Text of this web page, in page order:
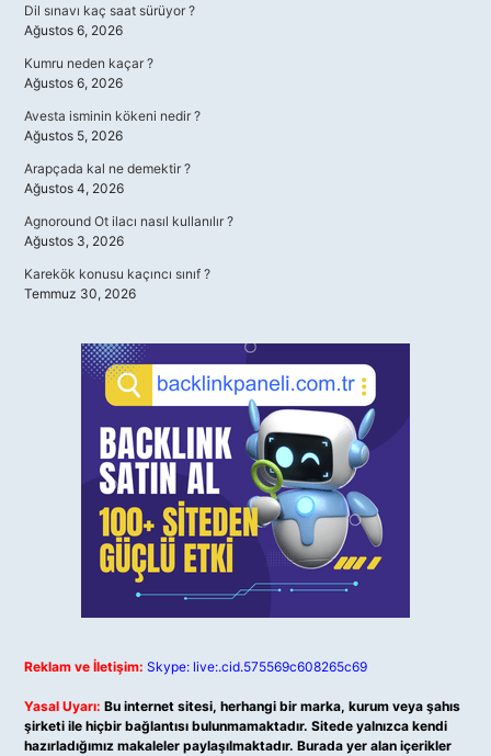
Dil sınavı kaç saat sürüyor ?
Ağustos 6, 2026
Kumru neden kaçar ?
Ağustos 6, 2026
Avesta isminin kökeni nedir ?
Ağustos 5, 2026
Arapçada kal ne demektir ?
Ağustos 4, 2026
Agnoround Ot ilacı nasıl kullanılır ?
Ağustos 3, 2026
Karekök konusu kaçıncı sınıf ?
Temmuz 30, 2026
Reklam ve İletişim: Skype: live:.cid.575569c608265c69
Yasal Uyarı: Bu internet sitesi, herhangi bir marka, kurum veya şahıs
şirketi ile hiçbir bağlantısı bulunmamaktadır. Sitede yalnızca kendi
hazırladığımız makaleler paylaşılmaktadır. Burada yer alan içerikler